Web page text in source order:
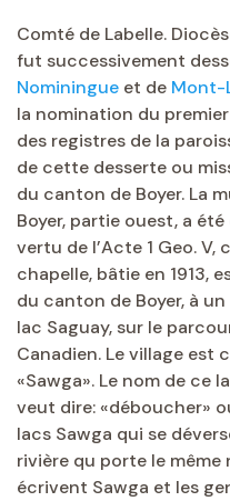
Comté de Labelle.
fut successivement
Nominingue et de Mont-
la nomination du
des registres de la
de cette desserte ou
du canton de Boyer. La
Boyer, partie ouest, a été
vertu de l’Acte 1 Geo. V,
chapelle, bâtie en 1913,
du canton de Boyer, à
lac Saguay, sur le
Canadien. Le village est
«Sawga». Le nom de ce
veut dire: «déboucher»
lacs Sawga qui se
rivière qu porte le même
écrivent Sawga et les